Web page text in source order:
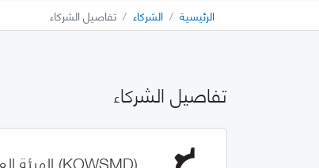
الرئيسية الشركاء تفاصيل الشركاء
تفاصيل الشركاء
(KOWSMD) الهيئة العامة للصناعة - الكويت